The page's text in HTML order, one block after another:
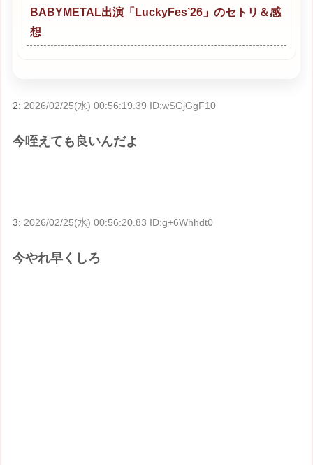
BABYMETAL出演「LuckyFes’26」のセトリ＆感
想
2: 2026/02/25(水) 00:56:19.39 ID:wSGjGgF10
今咥えても良いんだよ
3: 2026/02/25(水) 00:56:20.83 ID:g+6Whhdt0
今やれ早くしろ